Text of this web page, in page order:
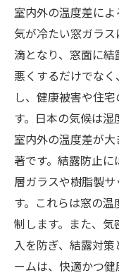
室内外の温度差に
気が冷たい窓ガラ
滴となり、窓面に
悪くするだけでな
し、健康被害や住
す。日本の気候は湿
室内外の温度差が
著です。結露防止
層ガラスや樹脂製
す。これらは窓の
制します。また、
入を防ぎ、結露対
ームは、快適かつ